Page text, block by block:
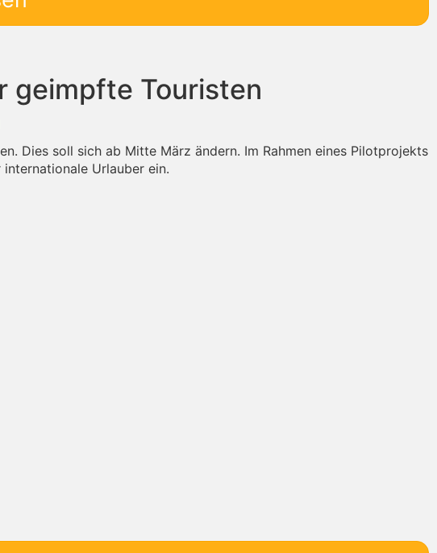
geimpfte Touristen
Dies soll sich ab Mitte März ändern. Im Rahmen eines Pilotprojekts
Urlauber ein.